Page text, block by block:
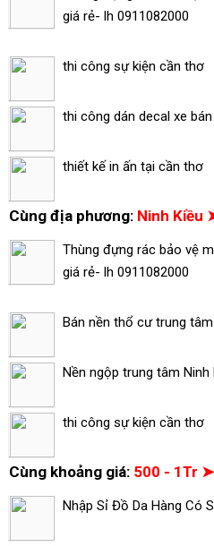
giá rẻ- lh 0911082000
thi công sự kiện cần thơ
thi công dán decal xe
thiết kế in ấn tại cần thơ
Cùng địa phương: Ninh Kiều
Thùng đựng rác bảo vệ
giá rẻ- lh 0911082000
Bán nền thổ cư trung
Nền ngộp trung tâm Ninh
thi công sự kiện cần thơ
Cùng khoảng giá: 500 - 1Tr ➤
Nhập Sỉ Đồ Da Hàng Có